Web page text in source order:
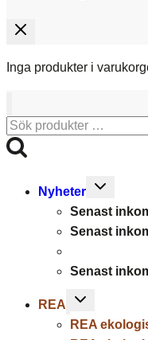
Inga produkter i
Sök
efter:
Nyheter
Toggle
menu
Senast
Senast
Senast
REA
Toggle
menu
REA